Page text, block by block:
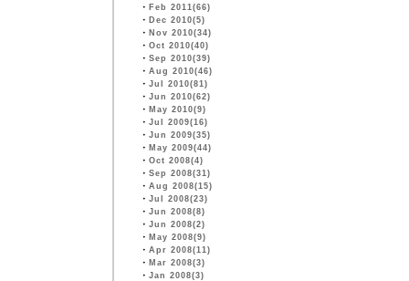
・ Feb 2011(66)
・ Dec 2010(5)
・ Nov 2010(34)
・ Oct 2010(40)
・ Sep 2010(39)
・ Aug 2010(46)
・ Jul 2010(81)
・ Jun 2010(62)
・ May 2010(9)
・ Jul 2009(16)
・ Jun 2009(35)
・ May 2009(44)
・ Oct 2008(4)
・ Sep 2008(31)
・ Aug 2008(15)
・ Jul 2008(23)
・ Jun 2008(8)
・ Jun 2008(2)
・ May 2008(9)
・ Apr 2008(11)
・ Mar 2008(3)
・ Jan 2008(3)